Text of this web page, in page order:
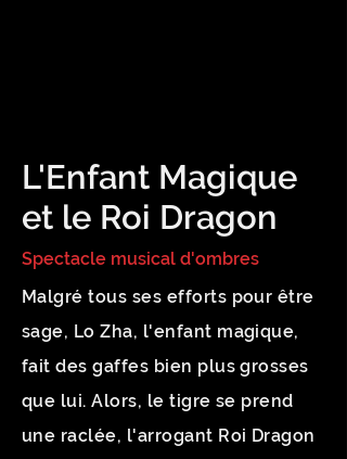
L'Enfant Magique
et le Roi Dragon
Spectacle musical d'ombres
Malgré tous ses efforts pour être
sage, Lo Zha, l'enfant magique,
fait des gaffes bien plus grosses
que lui. Alors, le tigre se prend
une raclée, l'arrogant Roi Dragon